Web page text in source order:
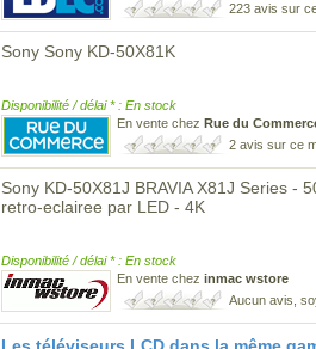
223 avis sur
Sony Sony KD-50X81K
Disponibilité / délai * : En stock
En vente chez Rue du
2 avis sur ce
Sony KD-50X81J BRAVIA X81J Series -
retro-eclairee par LED - 4K
Disponibilité / délai * : En stock
En vente chez inmac wstore
Aucun avis,